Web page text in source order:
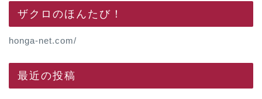
ザクロのほんたび！
honga-net.com/
最近の投稿